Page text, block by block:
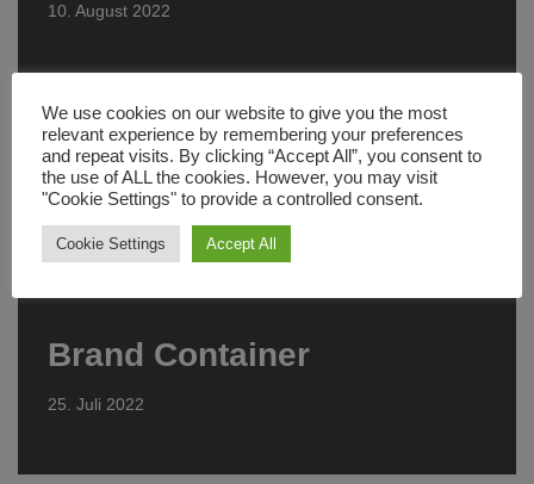
10. August 2022
Brand Container
25. Juli 2022
We use cookies on our website to give you the most
relevant experience by remembering your preferences
and repeat visits. By clicking “Accept All”, you consent to
the use of ALL the cookies. However, you may visit
"Cookie Settings" to provide a controlled consent.
Cookie Settings Accept All